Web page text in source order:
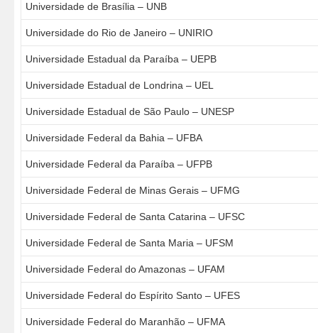
Universidade de Brasília – UNB
Universidade do Rio de Janeiro – UNIRIO
Universidade Estadual da Paraíba – UEPB
Universidade Estadual de Londrina – UEL
Universidade Estadual de São Paulo – UNESP
Universidade Federal da Bahia – UFBA
Universidade Federal da Paraíba – UFPB
Universidade Federal de Minas Gerais – UFMG
Universidade Federal de Santa Catarina – UFSC
Universidade Federal de Santa Maria – UFSM
Universidade Federal do Amazonas – UFAM
Universidade Federal do Espírito Santo – UFES
Universidade Federal do Maranhão – UFMA